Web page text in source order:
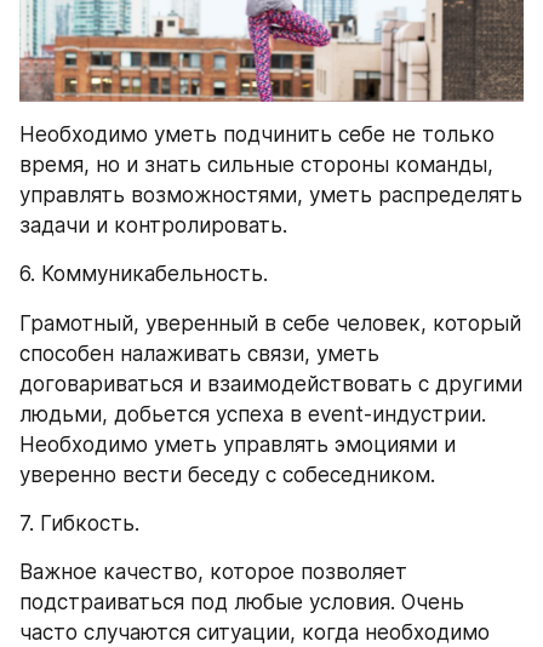
Необходимо уметь подчинить себе не только
время, но и знать сильные стороны команды,
управлять возможностями, уметь распределять
задачи и контролировать.
6. Коммуникабельность.
Грамотный, уверенный в себе человек, который
способен налаживать связи, уметь
договариваться и взаимодействовать с другими
людьми, добьется успеха в event-индустрии.
Необходимо уметь управлять эмоциями и
уверенно вести беседу с собеседником.
7. Гибкость.
Важное качество, которое позволяет
подстраиваться под любые условия. Очень
часто случаются ситуации, когда необходимо